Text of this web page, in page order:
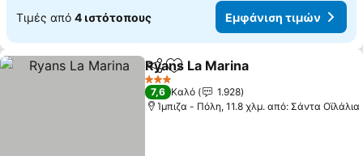
Τιμές από 4 ιστότοπους Εμφάνιση τιμών
Κοινοποίηση
Προσθήκη στα αγαπημένα
Ryans La Marina
3 Αστέρια
7,6 Καλό
1.928
Ίμπιζα - Πόλη, 11.8 χλμ. από: Σάντα Οϊλάλια